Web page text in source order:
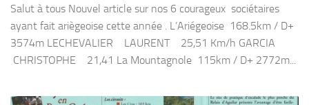
Salut à tous Nouvel article sur nos 6 courageux sociétaires
ayant fait ariègeoise cette année . L’Ariégeoise 168.5km / D+
3574m LECHEVALIER LAURENT 25,51 Km/h GARCIA
CHRISTOPHE 21,41 La Mountagnole 115km / D+ 2772m...